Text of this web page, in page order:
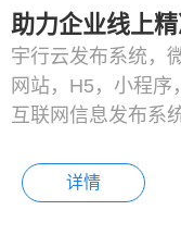
助力企业线上
宇行云发布系统，
网站，H5，小程
互联网信息发布系
详情